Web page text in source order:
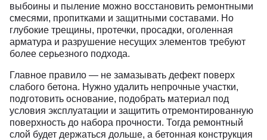
выбоины и пыление можно восстановить ремонтными
смесями, пропитками и защитными составами. Но
глубокие трещины, протечки, просадки, оголенная
арматура и разрушение несущих элементов требуют
более серьезного подхода.
Главное правило — не замазывать дефект поверх
слабого бетона. Нужно удалить непрочные участки,
подготовить основание, подобрать материал под
условия эксплуатации и защитить отремонтированную
поверхность до набора прочности. Тогда ремонтный
слой будет держаться дольше, а бетонная конструкция